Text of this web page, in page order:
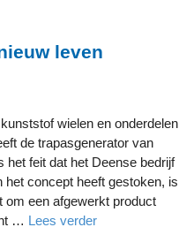
leven
wielen en onderdelen
de trapasgenerator van
het feit dat het Deense bedrijf
het concept heeft gestoken, is
om een afgewerkt product
… Lees verder